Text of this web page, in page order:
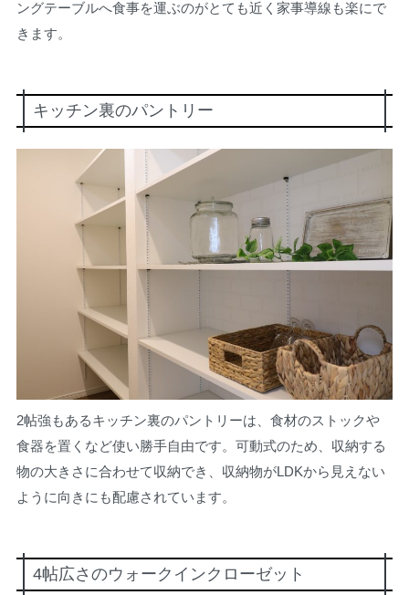
ングテーブルへ食事を運ぶのがとても近く家事導線も楽にで
きます。
キッチン裏のパントリー
2帖強もあるキッチン裏のパントリーは、食材のストックや
食器を置くなど使い勝手自由です。可動式のため、収納する
物の大きさに合わせて収納でき、収納物がLDKから見えない
ように向きにも配慮されています。
4帖広さのウォークインクローゼット